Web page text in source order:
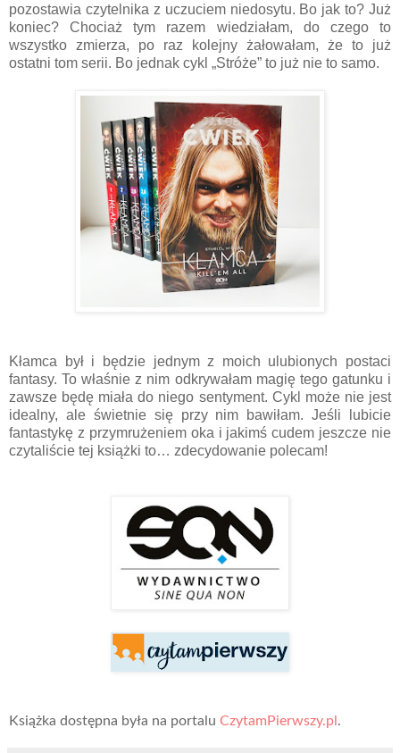
pozostawia czytelnika z uczuciem niedosytu. Bo jak to? Już
koniec? Chociaż tym razem wiedziałam, do czego to
wszystko zmierza, po raz kolejny żałowałam, że to już
ostatni tom serii. Bo jednak cykl „Stróże” to już nie to samo.
Kłamca był i będzie jednym z moich ulubionych postaci
fantasy. To właśnie z nim odkrywałam magię tego gatunku i
zawsze będę miała do niego sentyment. Cykl może nie jest
idealny, ale świetnie się przy nim bawiłam. Jeśli lubicie
fantastykę z przymrużeniem oka i jakimś cudem jeszcze nie
czytaliście tej książki to… zdecydowanie polecam!
Książka dostępna była na portalu CzytamPierwszy.pl .